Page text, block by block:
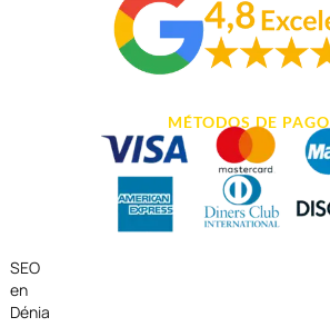
MÉTODOS DE PAGO
SEO
en
Dénia